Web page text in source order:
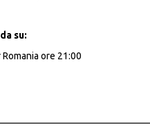
su:
ore 21:00